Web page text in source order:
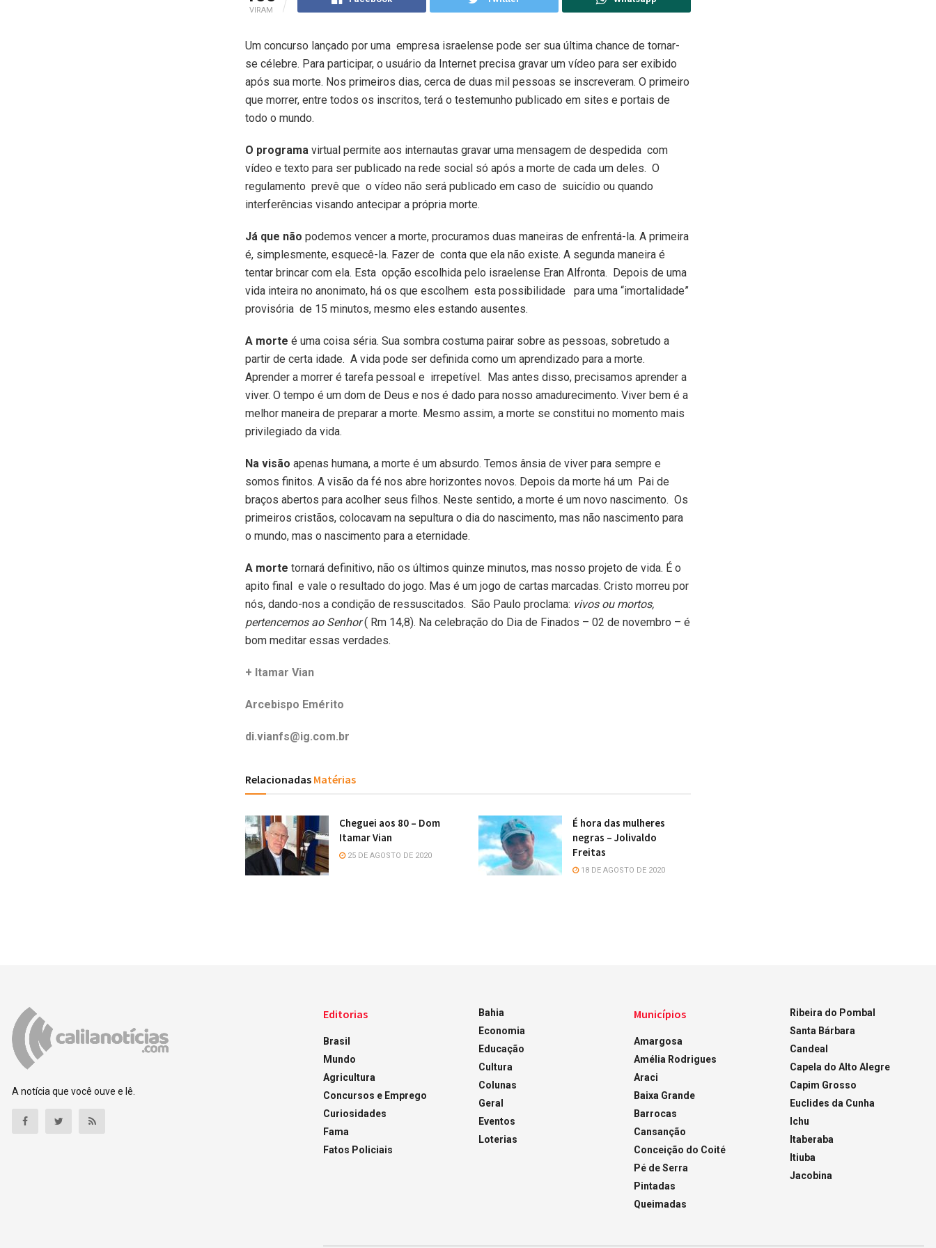
VIRAM
Um concurso lançado por uma empresa israelense pode ser sua última chance de tornar-
se célebre. Para participar, o usuário da Internet precisa gravar um vídeo para ser exibido
após sua morte. Nos primeiros dias, cerca de duas mil pessoas se inscreveram. O primeiro
que morrer, entre todos os inscritos, terá o testemunho publicado em sites e portais de
todo o mundo.
O programa virtual permite aos internautas gravar uma mensagem de despedida com
vídeo e texto para ser publicado na rede social só após a morte de cada um deles. O
regulamento prevê que o vídeo não será publicado em caso de suicídio ou quando
interferências visando antecipar a própria morte.
Já que não podemos vencer a morte, procuramos duas maneiras de enfrentá-la. A primeira
é, simplesmente, esquecê-la. Fazer de conta que ela não existe. A segunda maneira é
tentar brincar com ela. Esta opção escolhida pelo israelense Eran Alfronta. Depois de uma
vida inteira no anonimato, há os que escolhem esta possibilidade para uma “imortalidade”
provisória de 15 minutos, mesmo eles estando ausentes.
A morte é uma coisa séria. Sua sombra costuma pairar sobre as pessoas, sobretudo a
partir de certa idade. A vida pode ser definida como um aprendizado para a morte.
Aprender a morrer é tarefa pessoal e irrepetível. Mas antes disso, precisamos aprender a
viver. O tempo é um dom de Deus e nos é dado para nosso amadurecimento. Viver bem é a
melhor maneira de preparar a morte. Mesmo assim, a morte se constitui no momento mais
privilegiado da vida.
Na visão apenas humana, a morte é um absurdo. Temos ânsia de viver para sempre e
somos finitos. A visão da fé nos abre horizontes novos. Depois da morte há um Pai de
braços abertos para acolher seus filhos. Neste sentido, a morte é um novo nascimento. Os
primeiros cristãos, colocavam na sepultura o dia do nascimento, mas não nascimento para
o mundo, mas o nascimento para a eternidade.
A morte tornará definitivo, não os últimos quinze minutos, mas nosso projeto de vida. É o
apito final e vale o resultado do jogo. Mas é um jogo de cartas marcadas. Cristo morreu por
nós, dando-nos a condição de ressuscitados. São Paulo proclama: vivos ou mortos,
pertencemos ao Senhor( Rm 14,8). Na celebração do Dia de Finados – 02 de novembro – é
bom meditar essas verdades.
+ Itamar Vian
Arcebispo Emérito
di.vianfs@ig.com.br
Relacionadas Matérias
Cheguei aos 80 – Dom
Itamar Vian
25 DE AGOSTO DE 2020
É hora das mulheres
negras – Jolivaldo
Freitas
18 DE AGOSTO DE 2020
A notícia que você ouve e lê.
Editorias
Brasil
Mundo
Agricultura
Concursos e Emprego
Curiosidades
Fama
Fatos Policiais
Bahia
Economia
Educação
Cultura
Colunas
Geral
Eventos
Loterias
Municípios
Amargosa
Amélia Rodrigues
Araci
Baixa Grande
Barrocas
Cansanção
Conceição do Coité
Pé de Serra
Pintadas
Queimadas
Ribeira do Pombal
Santa Bárbara
Candeal
Capela do Alto Alegre
Capim Grosso
Euclides da Cunha
Ichu
Itaberaba
Itiuba
Jacobina